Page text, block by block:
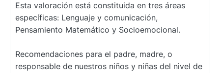
Esta valoración está constituida en tres áreas
específicas: Lenguaje y comunicación,
Pensamiento Matemático y Socioemocional.
Recomendaciones para el padre, madre, o
responsable de nuestros niños y niñas del nivel de